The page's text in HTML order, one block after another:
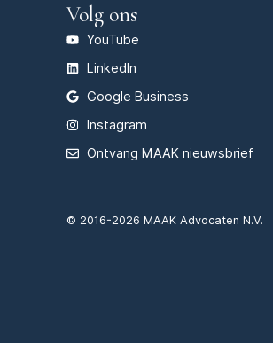
Volg ons
YouTube
LinkedIn
Google Business
Instagram
Ontvang MAAK nieuwsbrief
© 2016-2026 MAAK Advocaten N.V.